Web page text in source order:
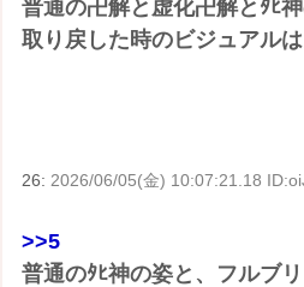
普通の卍解と虚化卍解とﾀﾋ
取り戻した時のビジュアル
26: 2026/06/05(金) 10:07:21.18
>>5
普通のﾀﾋ神の姿と、フルブ